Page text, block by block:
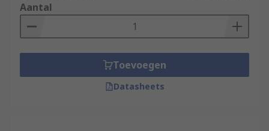
Aantal
Toevoegen
Datasheets